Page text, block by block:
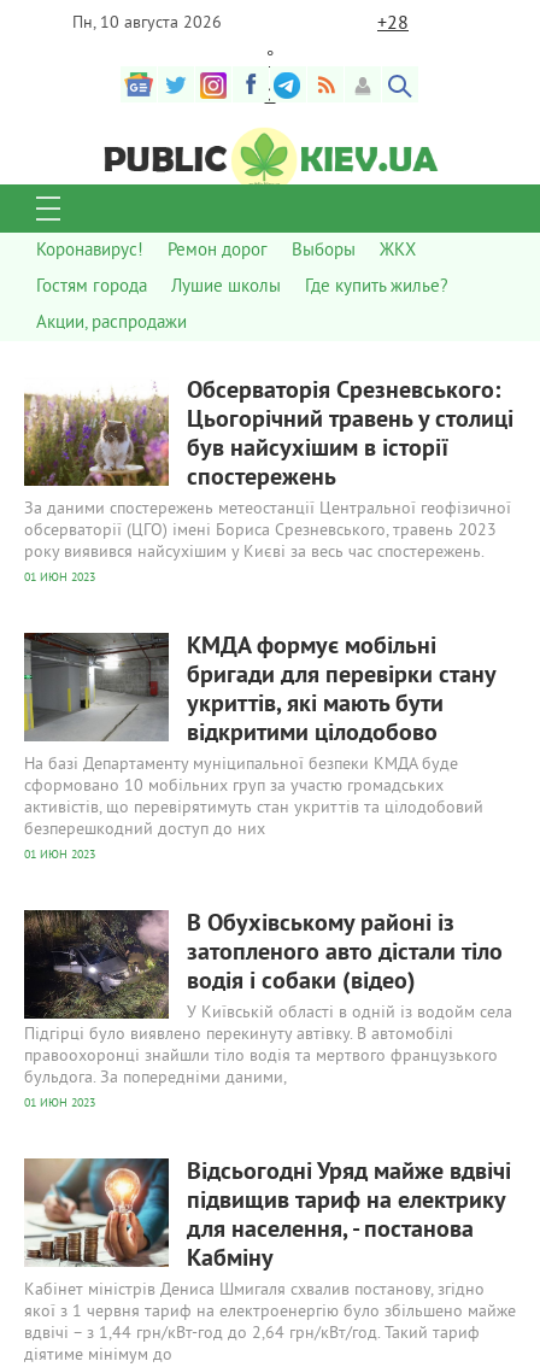
Пн, 10 августа 2026 +28
°
C
Коронавирус! Ремон дорог Выборы
ЖКХ
Гостям города
Лушие школы
Где купить жилье?
Акции, распродажи
Обсерваторія Срезневського:
Цьогорічний травень у столиці
був найсухішим в історії
спостережень
За даними спостережень метеостанції Центральної геофізичної
обсерваторії (ЦГО) імені Бориса Срезневського, травень 2023
року виявився найсухішим у Києві за весь час спостережень.
01 ИЮН 2023
КМДА формує мобільні
бригади для перевірки стану
укриттів, які мають бути
відкритими цілодобово
На базі Департаменту муніципальної безпеки КМДА буде
сформовано 10 мобільних груп за участю громадських
активістів, що перевірятимуть стан укриттів та цілодобовий
безперешкодний доступ до них
01 ИЮН 2023
В Обухівському районі із
затопленого авто дістали тіло
водія і собаки (відео)
У Київській області в одній із водойм села
Підгірці було виявлено перекинуту автівку. В автомобілі
правоохоронці знайшли тіло водія та мертвого французького
бульдога. За попередніми даними,
01 ИЮН 2023
Відсьогодні Уряд майже вдвічі
підвищив тариф на електрику
для населення, - постанова
Кабміну
Кабінет міністрів Дениса Шмигаля схвалив постанову, згідно
якої з 1 червня тариф на електроенергію було збільшено майже
вдвічі – з 1,44 грн/кВт-год до 2,64 грн/кВт/год. Такий тариф
діятиме мінімум до